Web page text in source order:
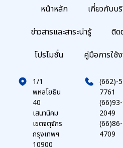
หน้าหลัก เกี่ยวกับบ
ข่าวสารและสาระน่ารู้
ติด
โปรโมชั่น
คู่มือการใช้
1/1
พหลโยธิน
40
เสนานิคม
เขตจตุจักร
กรุงเทพฯ
10900
(662)-
7761
2049
4709